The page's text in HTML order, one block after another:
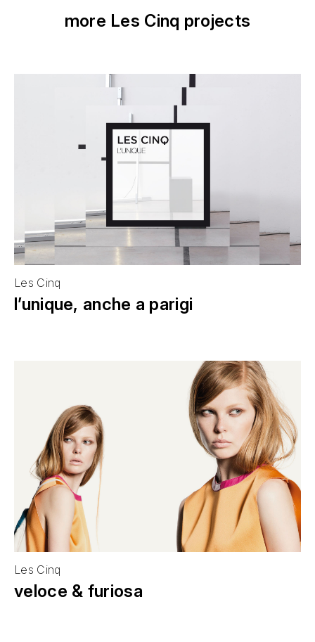
more Les Cinq projects
Les Cinq
l’unique, anche a parigi
Les Cinq
veloce & furiosa